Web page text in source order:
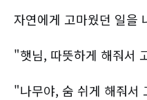
자연에게 고마웠던 일을
"햇님, 따뜻하게 해줘서
"나무야, 숨 쉬게 해줘서